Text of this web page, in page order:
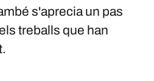
s'aprecia un pas
treballs que han